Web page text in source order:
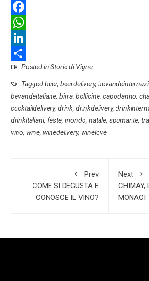
F
a
c
e
b
o
k
W
h
a
t
s
p
L
i
n
k
d
S
h
a
e
Posted inStorie di Vigne
Taggedbeer,beerdelivery,
bevandeitaliane,birra,bollicine,capodanno,
cocktaildelivery,drink,drinkdelivery,
drinkitaliani, feste,mondo,natale,spumante,
vino, wine, winedelivery, winelove
Prev
COME SI DEGUSTA E
CONOSCE IL VINO?
Next
CHIMAY,
MONACI